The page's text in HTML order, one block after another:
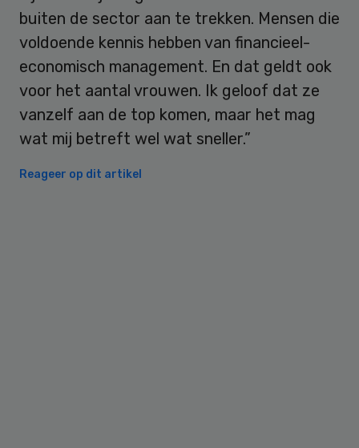
buiten de sector aan te trekken. Mensen die
voldoende kennis hebben van financieel-
economisch management. En dat geldt ook
voor het aantal vrouwen. Ik geloof dat ze
vanzelf aan de top komen, maar het mag
wat mij betreft wel wat sneller.”
Reageer op dit artikel